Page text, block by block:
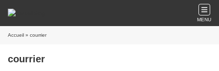
MENU
Accueil » courrier
courrier